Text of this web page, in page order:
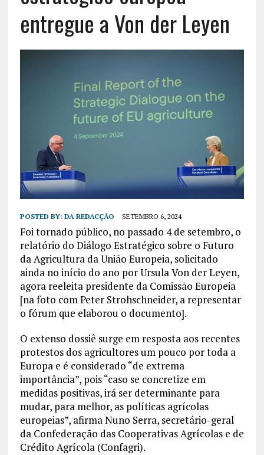
entregue a Von der Leyen
POSTED BY: DA REDACÇÃO SETEMBRO 6, 2024
Foi tornado público, no passado 4 de setembro, o
relatório do Diálogo Estratégico sobre o Futuro
da Agricultura da União Europeia, solicitado
ainda no início do ano por Ursula Von der Leyen,
agora reeleita presidente da Comissão Europeia
[na foto com Peter Strohschneider, a representar
o fórum que elaborou o documento].
O extenso dossiê surge em resposta aos recentes
protestos dos agricultores um pouco por toda a
Europa e é considerado “de extrema
importância”, pois “caso se concretize em
medidas positivas, irá ser determinante para
mudar, para melhor, as políticas agrícolas
europeias”, afirma Nuno Serra, secretário-geral
da Confederação das Cooperativas Agrícolas e de
Crédito Agrícola (Confagri).